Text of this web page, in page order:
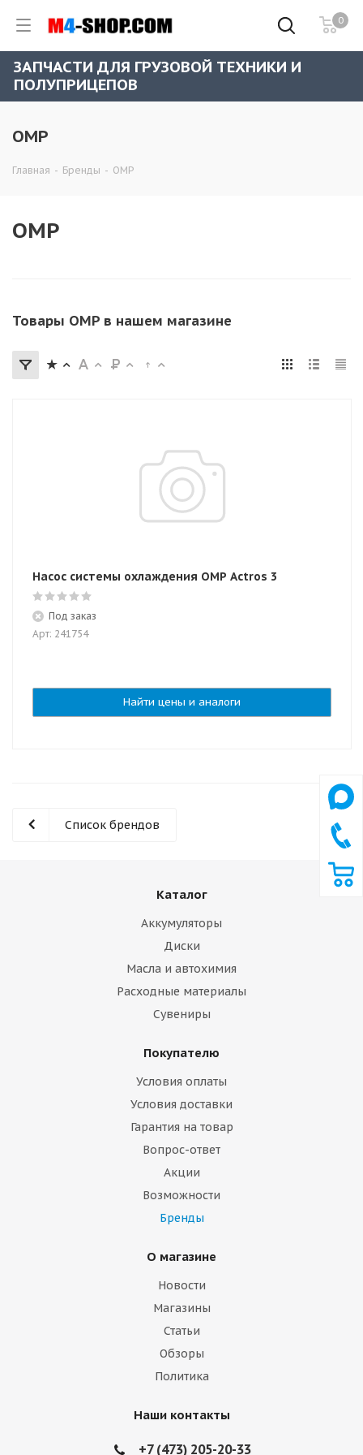
0
ЗАПЧАСТИ ДЛЯ ГРУЗОВОЙ ТЕХНИКИ И
ПОЛУПРИЦЕПОВ
OMP
Главная - Бренды - OMP
OMP
Товары OMP в нашем магазине
Насос системы охлаждения OMP Actros 3
Под заказ
Арт: 241754
Найти цены и аналоги
Список брендов
Каталог
Аккумуляторы
Диски
Масла и автохимия
Расходные материалы
Сувениры
Покупателю
Условия оплаты
Условия доставки
Гарантия на товар
Вопрос-ответ
Акции
Возможности
Бренды
О магазине
Новости
Магазины
Статьи
Обзоры
Политика
Наши контакты
+7 (473) 205-20-33